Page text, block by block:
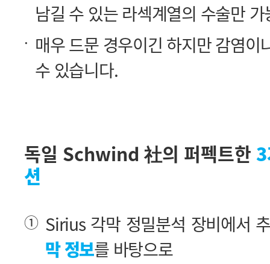
남길 수 있는 라섹계열의 수술만
수 있습니다.
독일 Schwind 社의 퍼펙트한
션
① Sirius 각막 정밀분석 장비에서
막 정보를 바탕으로